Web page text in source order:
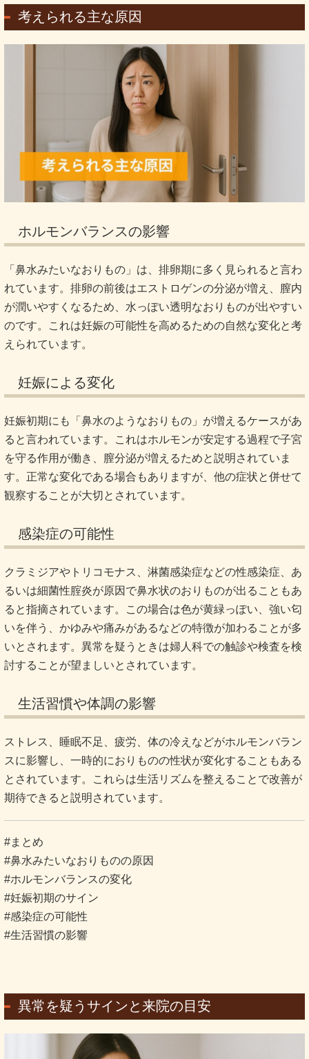
考えられる主な原因
ホルモンバランスの影響
「鼻水みたいなおりもの」は、排卵期に多く見られると言わ
れています。排卵の前後はエストロゲンの分泌が増え、膣内
が潤いやすくなるため、水っぽい透明なおりものが出やすい
のです。これは妊娠の可能性を高めるための自然な変化と考
えられています。
妊娠による変化
妊娠初期にも「鼻水のようなおりもの」が増えるケースがあ
ると言われています。これはホルモンが安定する過程で子宮
を守る作用が働き、膣分泌が増えるためと説明されていま
す。正常な変化である場合もありますが、他の症状と併せて
観察することが大切とされています。
感染症の可能性
クラミジアやトリコモナス、淋菌感染症などの性感染症、あ
るいは細菌性腟炎が原因で鼻水状のおりものが出ることもあ
ると指摘されています。この場合は色が黄緑っぽい、強い匂
いを伴う、かゆみや痛みがあるなどの特徴が加わることが多
いとされます。異常を疑うときは婦人科での触診や検査を検
討することが望ましいとされています。
生活習慣や体調の影響
ストレス、睡眠不足、疲労、体の冷えなどがホルモンバラン
スに影響し、一時的におりものの性状が変化することもある
とされています。これらは生活リズムを整えることで改善が
期待できると説明されています。
#まとめ
#鼻水みたいなおりものの原因
#ホルモンバランスの変化
#妊娠初期のサイン
#感染症の可能性
#生活習慣の影響
異常を疑うサインと来院の目安